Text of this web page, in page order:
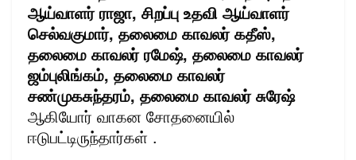
ஆய்வாளர் ராஜா, சிறப்பு உதவி ஆய்வாளர்
செல்வகுமார், தலைமை காவலர் கதீஸ்,
தலைமை காவலர் ரமேஷ், தலைமை காவலர்
ஜம்புலிங்கம், தலைமை காவலர்
சண்முகசுந்தரம், தலைமை காவலர் சுரேஷ்
ஆகியோர் வாகன சோதனையில்
ஈடுபட்டிருந்தார்கள் .